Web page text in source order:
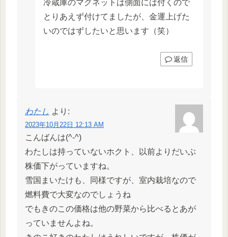
冷蔵庫のマグネットは側面には付くので
とりあえず付けてましたが、金運上げた
いのではずしたいと思います（笑）
返信
わたし より:
2023年10月22日 12:13 AM
こんばんは(^-^)
わたしは持っていないホクト、以前よりだいぶ
株価下がっていますね。
雪国まいたけも、同様ですが、室内栽培なので
燃料費で大変なのでしょうね
でもきのこの価格は他の野菜から比べるとあが
っていませんよね。